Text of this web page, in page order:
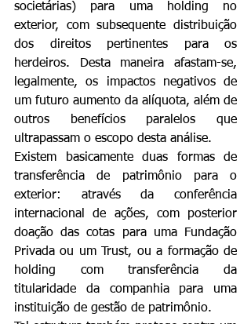
societárias) para uma holding no
exterior, com subsequente distribuição
dos direitos pertinentes para os
herdeiros. Desta maneira afastam-se,
legalmente, os impactos negativos de
um futuro aumento da alíquota, além de
outros benefícios paralelos que
ultrapassam o escopo desta análise.
Existem basicamente duas formas de
transferência de patrimônio para o
exterior: através da conferência
internacional de ações, com posterior
doação das cotas para uma Fundação
Privada ou um Trust, ou a formação de
holding com transferência da
titularidade da companhia para uma
instituição de gestão de patrimônio.